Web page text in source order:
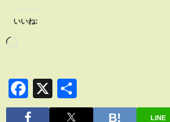
いいね:
Facebook
X
有
LINE